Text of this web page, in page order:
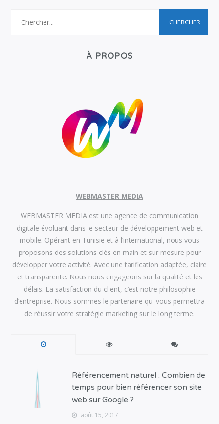
À PROPOS
WEBMASTER MEDIA
WEBMASTER MEDIA est une agence de communication
digitale évoluant dans le secteur de développement web et
mobile. Opérant en Tunisie et à l’international, nous vous
proposons des solutions clés en main et sur mesure pour
développer votre activité. Avec une tarification adaptée, claire
et transparente. Nous nous engageons sur la qualité et les
délais. La satisfaction du client, c’est notre philosophie
d’entreprise. Nous sommes le partenaire qui vous permettra
de réussir votre stratégie marketing sur le long terme.
Référencement naturel : Combien de
temps pour bien référencer son site
web sur Google ?
août 15, 2017